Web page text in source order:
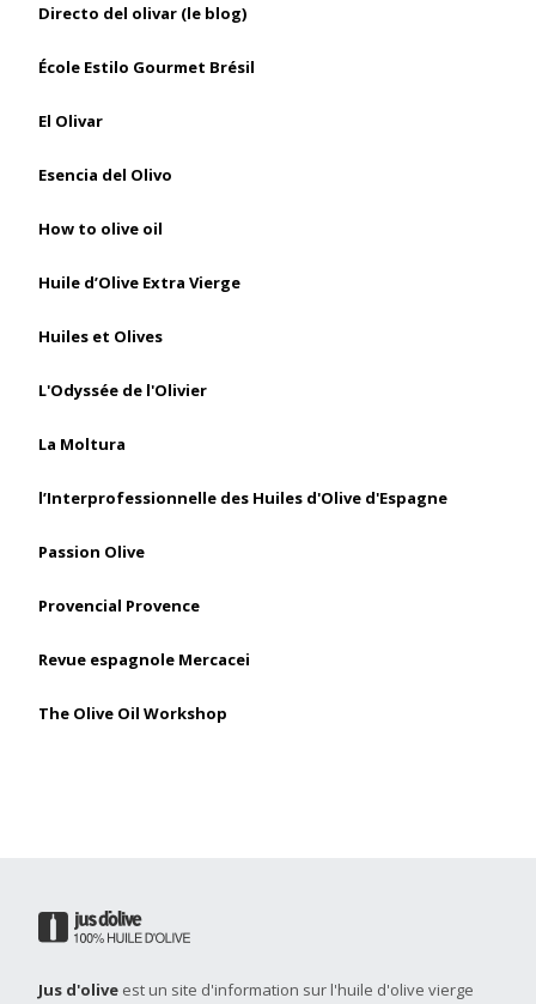
Directo del olivar (le blog)
École Estilo Gourmet Brésil
El Olivar
Esencia del Olivo
How to olive oil
Huile d’Olive Extra Vierge
Huiles et Olives
L'Odyssée de l'Olivier
La Moltura
l’Interprofessionnelle des Huiles d'Olive d'Espagne
Passion Olive
Provencial Provence
Revue espagnole Mercacei
The Olive Oil Workshop
Jus d'olive est un site d'information sur l'huile d'olive vierge